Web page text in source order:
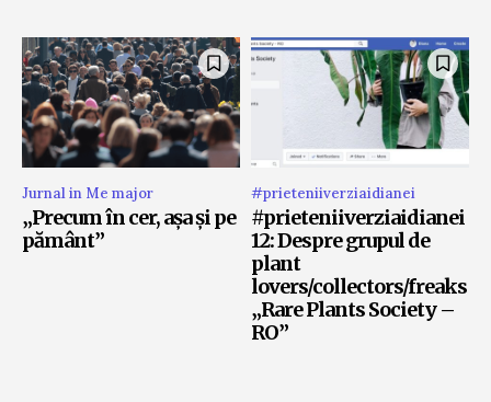
Jurnal in Me major
„Precum în cer, așa și pe
pământ”
#prieteniiverziaidianei
#prieteniiverziaidianei
12: Despre grupul de
plant
lovers/collectors/freaks
„Rare Plants Society –
RO”